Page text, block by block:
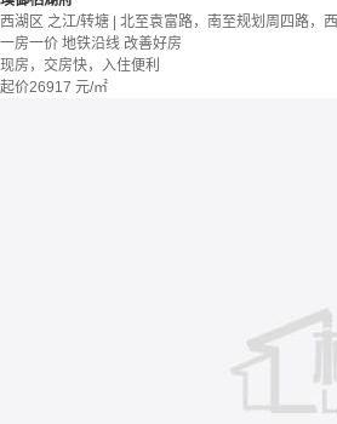
西湖区 之江/转塘 | 北至袁富路，南至规划周四路，
一房一价 地铁沿线 改善好房
现房，交房快，入住便利
起价26917 元/㎡